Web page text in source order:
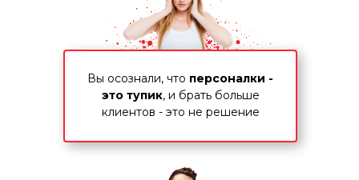
Вы осознали, что персоналки -
это тупик, и брать больше
клиентов - это не решение